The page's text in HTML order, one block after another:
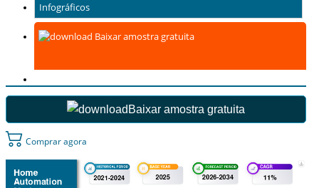
Infográficos
Baixar amostra gratuita
Baixar amostra gratuita
Comprar agora